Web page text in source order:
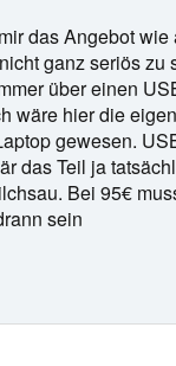
das Angebot wie
ganz seriös zu
über einen
wäre hier die
gewesen.
das Teil ja
Bei 95€
sein